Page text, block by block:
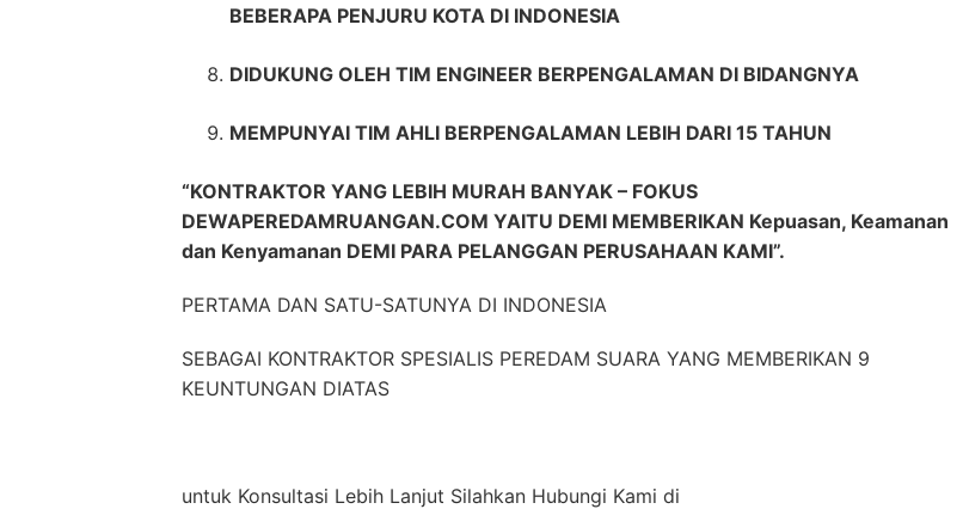
BEBERAPA PENJURU KOTA DI INDONESIA
DIDUKUNG OLEH TIM ENGINEER BERPENGALAMAN DI BIDANGNYA
MEMPUNYAI TIM AHLI BERPENGALAMAN LEBIH DARI 15 TAHUN
“KONTRAKTOR YANG LEBIH MURAH BANYAK – FOKUS
DEWAPEREDAMRUANGAN.COM YAITU DEMI MEMBERIKAN Kepuasan, Keamanan
dan Kenyamanan DEMI PARA PELANGGAN PERUSAHAAN KAMI”.
PERTAMA DAN SATU-SATUNYA DI INDONESIA
SEBAGAI KONTRAKTOR SPESIALIS PEREDAM SUARA YANG MEMBERIKAN 9
KEUNTUNGAN DIATAS
untuk Konsultasi Lebih Lanjut Silahkan Hubungi Kami di